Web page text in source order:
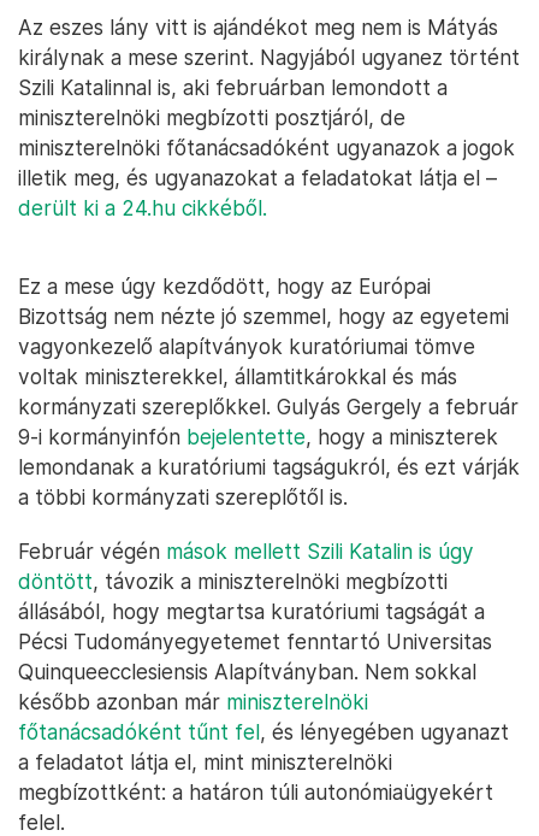
Az eszes lány vitt is ajándékot meg nem is Mátyás
királynak a mese szerint. Nagyjából ugyanez történt
Szili Katalinnal is, aki februárban lemondott a
miniszterelnöki megbízotti posztjáról, de
miniszterelnöki főtanácsadóként ugyanazok a jogok
illetik meg, és ugyanazokat a feladatokat látja el –
derült ki a 24.hu cikkéből.
Ez a mese úgy kezdődött, hogy az Európai
Bizottság nem nézte jó szemmel, hogy az egyetemi
vagyonkezelő alapítványok kuratóriumai tömve
voltak miniszterekkel, államtitkárokkal és más
kormányzati szereplőkkel. Gulyás Gergely a február
9-i kormányinfón bejelentette, hogy a miniszterek
lemondanak a kuratóriumi tagságukról, és ezt várják
a többi kormányzati szereplőtől is.
Február végén mások mellett Szili Katalin is úgy
döntött, távozik a miniszterelnöki megbízotti
állásából, hogy megtartsa kuratóriumi tagságát a
Pécsi Tudományegyetemet fenntartó Universitas
Quinqueecclesiensis Alapítványban. Nem sokkal
később azonban már miniszterelnöki
főtanácsadóként tűnt fel, és lényegében ugyanazt
a feladatot látja el, mint miniszterelnöki
megbízottként: a határon túli autonómiaügyekért
felel.